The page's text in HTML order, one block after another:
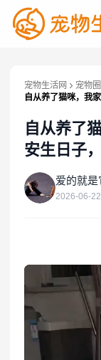
宠物生活网 宠物圈
自从养了猫咪，我
自从养了
安生日子
爱 爱的就是
2026-06-